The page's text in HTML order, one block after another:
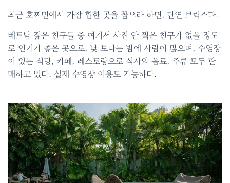
최근 호찌민에서 가장 힙한 곳을 꼽으라 하면, 단연 브릭스다.
베트남 젊은 친구들 중 여기서 사진 안 찍은 친구가 없을 정도
로 인기가 좋은 곳으로, 낮 보다는 밤에 사람이 많으며, 수영장
이 있는 식당, 카페, 레스토랑으로 식사와 음료, 주류 모두 판
매하고 있다. 실제 수영장 이용도 가능하다.